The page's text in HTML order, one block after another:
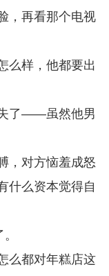
，再看那个电视
么样，他都要出
了——虽然他男
，对方恼羞成怒
什么资本觉得自
么都对年糕店这